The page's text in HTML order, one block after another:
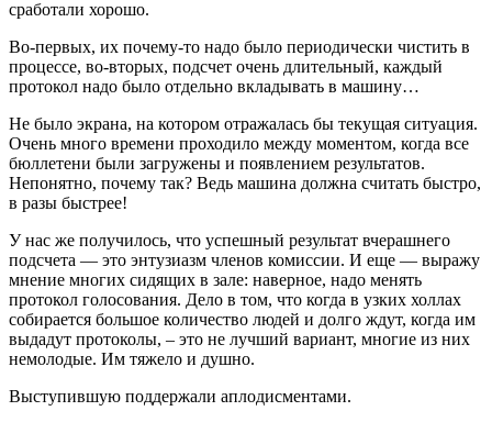
сработали хорошо.
Во-первых, их почему-то надо было периодически чистить в
процессе, во-вторых, подсчет очень длительный, каждый
протокол надо было отдельно вкладывать в машину…
Не было экрана, на котором отражалась бы текущая ситуация.
Очень много времени проходило между моментом, когда все
бюллетени были загружены и появлением результатов.
Непонятно, почему так? Ведь машина должна считать быстро,
в разы быстрее!
У нас же получилось, что успешный результат вчерашнего
подсчета — это энтузиазм членов комиссии. И еще — выражу
мнение многих сидящих в зале: наверное, надо менять
протокол голосования. Дело в том, что когда в узких холлах
собирается большое количество людей и долго ждут, когда им
выдадут протоколы, – это не лучший вариант, многие из них
немолодые. Им тяжело и душно.
Выступившую поддержали аплодисментами.